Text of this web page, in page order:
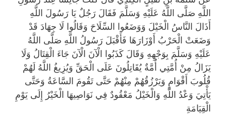
اللَّهِ صَلَّى اللَّهُ عَلَيْهِ وَسَلَّمَ فَقَالَ رَجُلٌ يَا رَسُولَ اللَّهِ
أَذَالَ النَّاسُ الْخَيْلَ وَوَضَعُوا السِّلَاحَ وَقَالُوا لَا جِهَادَ قَدْ
وَضَعَتْ الْحَرْبُ أَوْزَارَهَا فَأَقْبَلَ رَسُولُ اللَّهِ صَلَّى اللَّهُ
عَلَيْهِ وَسَلَّمَ بِوَجْهِهِ وَقَالَ كَذَبُوا الْآنَ الْآنَ جَاءَ الْقِتَالُ وَلَا
يَزَالُ مِنْ أُمَّتِي أُمَّةٌ يُقَاتِلُونَ عَلَى الْحَقِّ وَيُزِيغُ اللَّهُ لَهُمْ
قُلُوبَ أَقْوَامٍ وَيَرْزُقُهُمْ مِنْهُمْ حَتَّى تَقُومَ السَّاعَةُ وَحَتَّى
يَأْتِيَ وَعْدُ اللَّهِ وَالْخَيْلُ مَعْقُودٌ فِي نَوَاصِيهَا الْخَيْرُ إِلَى يَوْمِ
الْقِيَامَةِ